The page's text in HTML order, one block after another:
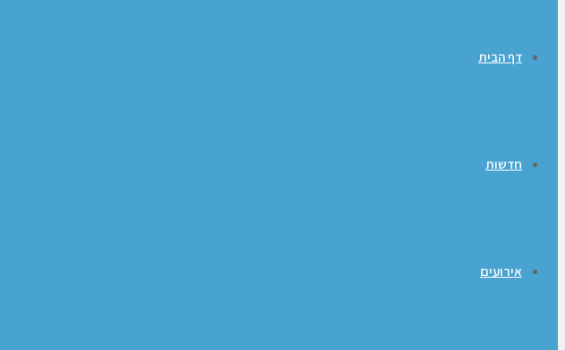
דף הבית
חדשות
אירועים